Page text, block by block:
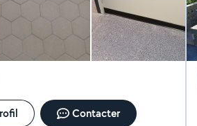
Contacter